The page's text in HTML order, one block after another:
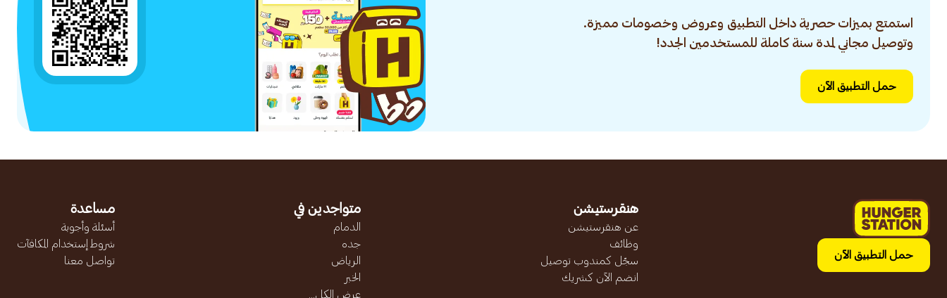
استمتع بميزات حصرية داخل التطبيق وعروض وخصومات مميزة.
وتوصيل مجاني لمدة سنة كاملة للمستخدمين الجدد!
حمل التطبيق الآن
حمل التطبيق الآن
هنقرستيشن
عن هنقرستيشن
وظائف
سجّل كمندوب توصيل
انضم الآن كشريك
متواجدين في
الدمام
جده
الرياض
الخبر
عرض الكل...
مساعدة
أسئلة وأجوبة
شروط إستخدام المكافآت
تواصل معنا